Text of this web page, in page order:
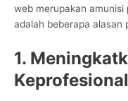
web merupakan
adalah beberapa alasan
1.